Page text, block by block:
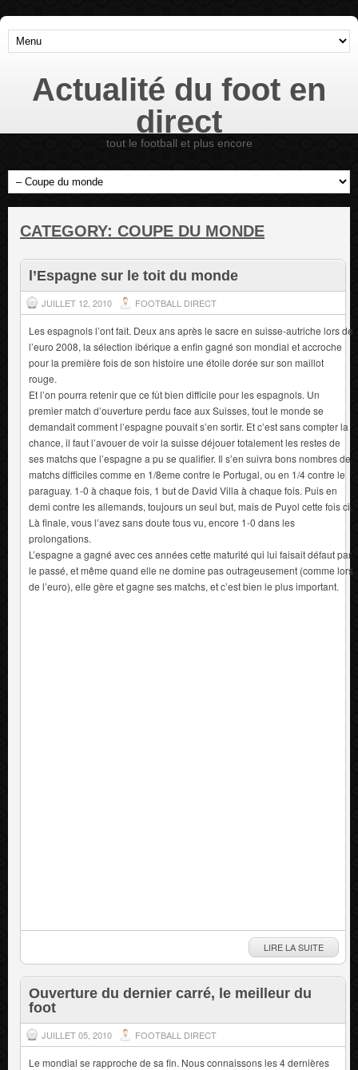
Actualité du foot en
direct
tout le football et plus encore
CATEGORY: COUPE DU MONDE
l’Espagne sur le toit du monde
JUILLET 12, 2010 FOOTBALL DIRECT
Les espagnols l’ont fait. Deux ans après le sacre en suisse-autriche lors de
l’euro 2008, la sélection ibérique a enfin gagné son mondial et accroche
pour la première fois de son histoire une étoile dorée sur son maillot
rouge.
Et l’on pourra retenir que ce fût bien difficile pour les espagnols. Un
premier match d’ouverture perdu face aux Suisses, tout le monde se
demandait comment l’espagne pouvait s’en sortir. Et c’est sans compter la
chance, il faut l’avouer de voir la suisse déjouer totalement les restes de
ses matchs que l’espagne a pu se qualifier. Il s’en suivra bons nombres de
matchs difficiles comme en 1/8eme contre le Portugal, ou en 1/4 contre le
paraguay. 1-0 à chaque fois, 1 but de David Villa à chaque fois. Puis en
demi contre les allemands, toujours un seul but, mais de Puyol cette fois ci.
Là finale, vous l’avez sans doute tous vu, encore 1-0 dans les
prolongations.
L’espagne a gagné avec ces années cette maturité qui lui faisait défaut par
le passé, et même quand elle ne domine pas outrageusement (comme lors
de l’euro), elle gère et gagne ses matchs, et c’est bien le plus important.
LIRE LA SUITE
Ouverture du dernier carré, le meilleur du
foot
JUILLET 05, 2010 FOOTBALL DIRECT
Le mondial se rapproche de sa fin. Nous connaissons les 4 dernières